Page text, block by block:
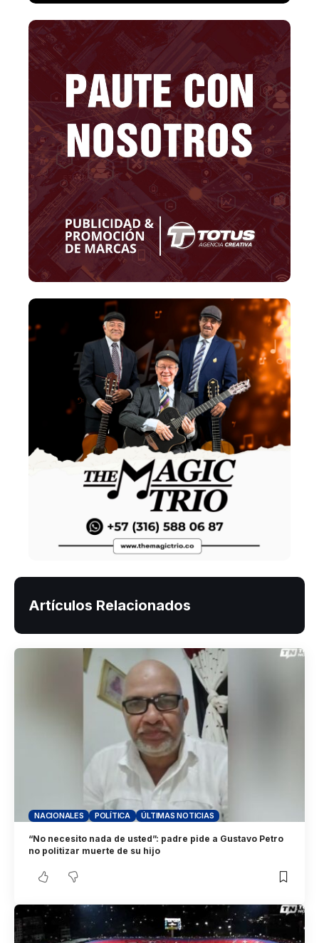
Artículos Relacionados
NACIONALES POLÍTICA ÚLTIMAS NOTICIAS
“No necesito nada de usted”: padre pide a Gustavo Petro
no politizar muerte de su hijo